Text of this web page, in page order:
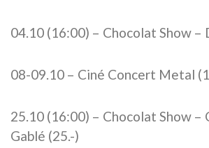
04.10 (16:00) – Chocolat Show –
08-09.10 – Ciné Concert Metal
25.10 (16:00) – Chocolat Show –
Gablé (25.-)